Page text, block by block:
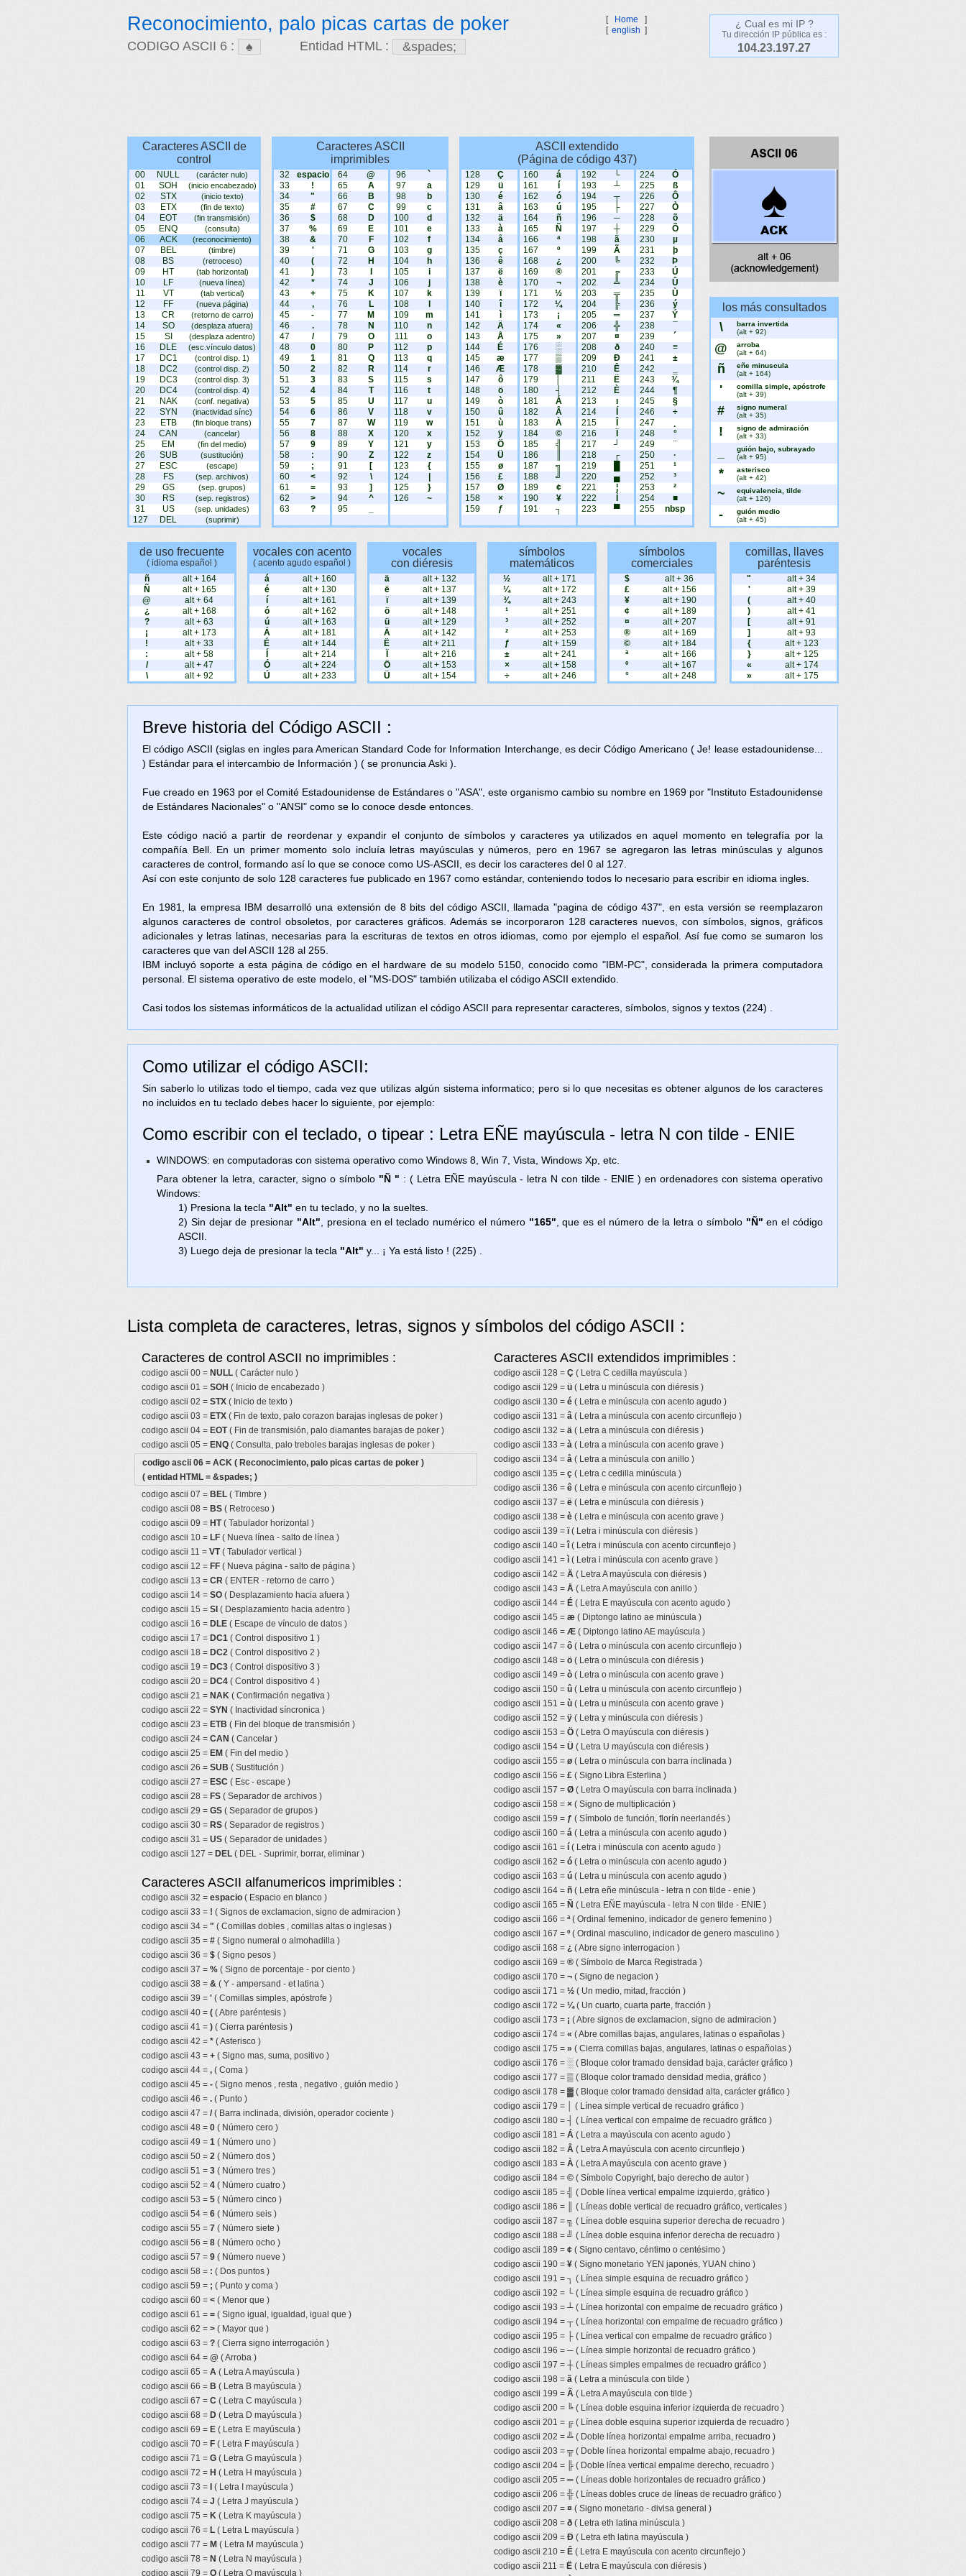
Reconocimiento, palo picas cartas de poker
CODIGO ASCII 6 : Entidad HTML :
[ Home
]
[ english ]
¿ Cual es mi IP ?
Tu dirección IP pública es :
104.23.197.27
Caracteres ASCII de
control
00 NULL (carácter nulo)
01 SOH (inicio encabezado)
02 STX (inicio texto)
03 ETX (fin de texto)
04 EOT (fin transmisión)
05 ENQ (consulta)
06 ACK (reconocimiento)
07 BEL (timbre)
08 BS (retroceso)
09 HT (tab horizontal)
10 LF (nueva línea)
11 VT (tab vertical)
12 FF (nueva página)
13 CR (retorno de carro)
14 SO (desplaza afuera)
15 SI (desplaza adentro)
16 DLE (esc.vínculo datos)
17 DC1 (control disp. 1)
18 DC2 (control disp. 2)
19 DC3 (control disp. 3)
20 DC4 (control disp. 4)
21 NAK (conf. negativa)
22 SYN (inactividad sínc)
23 ETB (fin bloque trans)
24 CAN (cancelar)
25 EM (fin del medio)
26 SUB (sustitución)
27 ESC (escape)
28 FS (sep. archivos)
29 GS (sep. grupos)
30 RS (sep. registros)
31 US (sep. unidades)
127 DEL (suprimir)
Caracteres ASCII
imprimibles
32
espacio
33
!
34
"
35
#
36
$
37
%
38
&
39
'
40
(
41
)
42
*
43
+
44
,
45
-
46
.
47
/
48
0
49
1
50
2
51
3
52
4
53
5
54
6
55
7
56
8
57
9
58
:
59
;
60
<
61
=
62
>
63
?
64
@
65
A
66
B
67
C
68
D
69
E
70
F
71
G
72
H
73
74
J
75
K
76
L
77
M
78
N
79
O
80
P
81
Q
82
R
83
S
84
T
85
U
86
V
87
W
88
X
89
Y
90
Z
91
[
92
\
93
]
94
^
95
96
`
97
a
98
b
99
c
100
d
101
e
102
f
103
g
104
h
105
i
106
j
107
k
108
109
m
110
n
111
o
112
p
113
q
114
r
115
s
116
t
117
u
118
v
119
w
120
x
121
y
122
z
123
{
124
125
}
126
~
ASCII extendido
(Página de código 437)
128
Ç
129
ü
130
é
131
â
132
ä
133
à
134
å
135
ç
136
ê
137
ë
138
è
139
ï
140
î
141
ì
142
Ä
143
Å
144
É
145
æ
146
Æ
147
ô
148
ö
149
ò
150
û
151
ù
152
ÿ
153
Ö
154
Ü
155
ø
156
£
157
Ø
158
×
159
ƒ
160
á
161
í
162
ó
163
ú
164
ñ
165
Ñ
166
ª
167
º
168
¿
169
®
170
¬
171
½
172
¼
173
¡
174
«
175
»
176
░
177
▒
178
▓
179
180
┤
181
Á
182
Â
183
À
184
©
185
╣
186
187
╗
188
╝
189
¢
190
¥
191
┐
192
└
193
┴
194
┬
195
├
196
─
197
┼
198
ã
199
Ã
200
╚
201
╔
202
╩
203
╦
204
╠
205
═
206
╬
207
¤
208
ð
209
Ð
210
Ê
211
Ë
212
È
213
ı
214
215
216
217
┘
218
┌
219
220
▄
221
¦
222
223
▀
224
Ó
225
ß
226
Ô
227
Ò
228
õ
229
Õ
230
µ
231
þ
232
Þ
233
Ú
234
Û
235
Ù
236
ý
237
Ý
238
239
´
240
≡
241
±
242
243
¾
244
¶
245
§
246
÷
247
248
°
249
¨
250
·
251
¹
252
³
253
²
254
■
255
nbsp
los más consultados
\
barra invertida
(alt + 92)
@
arroba
(alt + 64)
ñ
eñe minuscula
(alt + 164)
'
comilla simple, apóstrofe
(alt + 39)
#
signo numeral
(alt + 35)
!
signo de admiración
(alt + 33)
guión bajo, subrayado
(alt + 95)
*
asterisco
(alt + 42)
~
equivalencia, tilde
(alt + 126)
-
guión medio
(alt + 45)
de uso frecuente
( idioma español )
ñ
alt + 164
Ñ
alt + 165
@
alt + 64
¿
alt + 168
?
alt + 63
¡
alt + 173
!
alt + 33
:
alt + 58
/
alt + 47
\
alt + 92
vocales con acento
( acento agudo español )
á
alt + 160
é
alt + 130
í
alt + 161
ó
alt + 162
ú
alt + 163
Á
alt + 181
É
alt + 144
alt + 214
Ó
alt + 224
Ú
alt + 233
vocales
con diéresis
ä
alt + 132
ë
alt + 137
ï
alt + 139
ö
alt + 148
ü
alt + 129
Ä
alt + 142
Ë
alt + 211
alt + 216
Ö
alt + 153
Ü
alt + 154
símbolos
matemáticos
½
alt + 171
¼
alt + 172
¾
alt + 243
¹
alt + 251
³
alt + 252
²
alt + 253
ƒ
alt + 159
±
alt + 241
×
alt + 158
÷
alt + 246
símbolos
comerciales
$
alt + 36
£
alt + 156
¥
alt + 190
¢
alt + 189
¤
alt + 207
®
alt + 169
©
alt + 184
ª
alt + 166
º
alt + 167
°
alt + 248
comillas, llaves
paréntesis
"
alt + 34
'
alt + 39
(
alt + 40
)
alt + 41
[
alt + 91
]
alt + 93
{
alt + 123
}
alt + 125
«
alt + 174
»
alt + 175
Breve historia del Código ASCII :
El código ASCII (siglas en ingles para American Standard Code for Information Interchange, es decir Código Americano ( Je! lease estadounidense...
) Estándar para el intercambio de Información ) ( se pronuncia Aski ).
Fue creado en 1963 por el Comité Estadounidense de Estándares o "ASA", este organismo cambio su nombre en 1969 por "Instituto Estadounidense
de Estándares Nacionales" o "ANSI" como se lo conoce desde entonces.
Este código nació a partir de reordenar y expandir el conjunto de símbolos y caracteres ya utilizados en aquel momento en telegrafía por la
compañía Bell. En un primer momento solo incluía letras mayúsculas y números, pero en 1967 se agregaron las letras minúsculas y algunos
caracteres de control, formando así lo que se conoce como US-ASCII, es decir los caracteres del 0 al 127.
Así con este conjunto de solo 128 caracteres fue publicado en 1967 como estándar, conteniendo todos lo necesario para escribir en idioma ingles.
En 1981, la empresa IBM desarrolló una extensión de 8 bits del código ASCII, llamada "pagina de código 437", en esta versión se reemplazaron
algunos caracteres de control obsoletos, por caracteres gráficos. Además se incorporaron 128 caracteres nuevos, con símbolos, signos, gráficos
adicionales y letras latinas, necesarias para la escrituras de textos en otros idiomas, como por ejemplo el español. Así fue como se sumaron los
caracteres que van del ASCII 128 al 255.
IBM incluyó soporte a esta página de código en el hardware de su modelo 5150, conocido como "IBM-PC", considerada la primera computadora
personal. El sistema operativo de este modelo, el "MS-DOS" también utilizaba el código ASCII extendido.
Casi todos los sistemas informáticos de la actualidad utilizan el código ASCII para representar caracteres, símbolos, signos y textos (224) .
Como utilizar el código ASCII:
Sin saberlo lo utilizas todo el tiempo, cada vez que utilizas algún sistema informatico; pero si lo que necesitas es obtener algunos de los caracteres
no incluidos en tu teclado debes hacer lo siguiente, por ejemplo:
Como escribir con el teclado, o tipear : Letra EÑE mayúscula - letra N con tilde - ENIE
WINDOWS: en computadoras con sistema operativo como Windows 8, Win 7, Vista, Windows Xp, etc.
Para obtener la letra, caracter, signo o símbolo "Ñ " : ( Letra EÑE mayúscula - letra N con tilde - ENIE ) en ordenadores con sistema operativo
Windows:
1) Presiona la tecla "Alt" en tu teclado, y no la sueltes.
2) Sin dejar de presionar "Alt" , presiona en el teclado numérico el número "165" , que es el número de la letra o símbolo "Ñ" en el código
ASCII.
3) Luego deja de presionar la tecla "Alt" y... ¡ Ya está listo ! (225) .
Lista completa de caracteres, letras, signos y símbolos del código ASCII :
Caracteres de control ASCII no imprimibles :
codigo ascii 00 = NULL ( Carácter nulo )
codigo ascii 01 = SOH ( Inicio de encabezado )
codigo ascii 02 = STX ( Inicio de texto )
codigo ascii 03 = ETX ( Fin de texto, palo corazon barajas inglesas de poker )
codigo ascii 04 = EOT( Fin de transmisión, palo diamantes barajas de poker )
codigo ascii 05 = ENQ ( Consulta, palo treboles barajas inglesas de poker )
codigo ascii 06 = ACK ( Reconocimiento, palo picas cartas de poker )
( entidad HTML = &spades; )
codigo ascii 07 = BEL ( Timbre )
codigo ascii 08 = BS ( Retroceso )
codigo ascii 09 = HT( Tabulador horizontal )
codigo ascii 10 = LF ( Nueva línea - salto de línea )
codigo ascii 11 = VT( Tabulador vertical )
codigo ascii 12 = FF ( Nueva página - salto de página )
codigo ascii 13 = CR ( ENTER - retorno de carro )
codigo ascii 14 = SO ( Desplazamiento hacia afuera )
codigo ascii 15 = SI ( Desplazamiento hacia adentro )
codigo ascii 16 = DLE ( Escape de vínculo de datos )
codigo ascii 17 = DC1 ( Control dispositivo 1 )
codigo ascii 18 = DC2 ( Control dispositivo 2 )
codigo ascii 19 = DC3 ( Control dispositivo 3 )
codigo ascii 20 = DC4 ( Control dispositivo 4 )
codigo ascii 21 = NAK ( Confirmación negativa )
codigo ascii 22 = SYN ( Inactividad síncronica )
codigo ascii 23 = ETB ( Fin del bloque de transmisión )
codigo ascii 24 = CAN ( Cancelar )
codigo ascii 25 = EM ( Fin del medio )
codigo ascii 26 = SUB ( Sustitución )
codigo ascii 27 = ESC ( Esc - escape )
codigo ascii 28 = FS ( Separador de archivos )
codigo ascii 29 = GS ( Separador de grupos )
codigo ascii 30 = RS ( Separador de registros )
codigo ascii 31 = US ( Separador de unidades )
codigo ascii 127 = DEL ( DEL - Suprimir, borrar, eliminar )
Caracteres ASCII alfanumericos imprimibles :
codigo ascii 32 = espacio ( Espacio en blanco )
codigo ascii 33 = ! ( Signos de exclamacion, signo de admiracion )
codigo ascii 34 = " ( Comillas dobles , comillas altas o inglesas )
codigo ascii 35 = # ( Signo numeral o almohadilla )
codigo ascii 36 = $ ( Signo pesos )
codigo ascii 37 = % ( Signo de porcentaje - por ciento )
codigo ascii 38 = & ( Y - ampersand - et latina )
codigo ascii 39 = ' ( Comillas simples, apóstrofe )
codigo ascii 40 = ( ( Abre paréntesis )
codigo ascii 41 = ) ( Cierra paréntesis )
codigo ascii 42 = * ( Asterisco )
codigo ascii 43 = + ( Signo mas, suma, positivo )
codigo ascii 44 = , ( Coma )
codigo ascii 45 = - ( Signo menos , resta , negativo , guión medio )
codigo ascii 46 = . ( Punto )
codigo ascii 47 = / ( Barra inclinada, división, operador cociente )
codigo ascii 48 = 0 ( Número cero )
codigo ascii 49 = 1 ( Número uno )
codigo ascii 50 = 2 ( Número dos )
codigo ascii 51 = 3 ( Número tres )
codigo ascii 52 = 4 ( Número cuatro )
codigo ascii 53 = 5 ( Número cinco )
codigo ascii 54 = 6 ( Número seis )
codigo ascii 55 = 7 ( Número siete )
codigo ascii 56 = 8 ( Número ocho )
codigo ascii 57 = 9 ( Número nueve )
codigo ascii 58 = : ( Dos puntos )
codigo ascii 59 = ; ( Punto y coma )
codigo ascii 60 = < ( Menor que )
codigo ascii 61 = = ( Signo igual, igualdad, igual que )
codigo ascii 62 = > ( Mayor que )
codigo ascii 63 = ? ( Cierra signo interrogación )
codigo ascii 64 = @ ( Arroba )
codigo ascii 65 = A ( Letra A mayúscula )
codigo ascii 66 = B ( Letra B mayúscula )
codigo ascii 67 = C ( Letra C mayúscula )
codigo ascii 68 = D ( Letra D mayúscula )
codigo ascii 69 = E ( Letra E mayúscula )
codigo ascii 70 = F ( Letra F mayúscula )
codigo ascii 71 = G ( Letra G mayúscula )
codigo ascii 72 = H ( Letra H mayúscula )
codigo ascii 73 =
( Letra I mayúscula )
codigo ascii 74 = J ( Letra J mayúscula )
codigo ascii 75 = K ( Letra K mayúscula )
codigo ascii 76 = L ( Letra L mayúscula )
codigo ascii 77 = M ( Letra M mayúscula )
codigo ascii 78 = N ( Letra N mayúscula )
codigo ascii 79 = O ( Letra O mayúscula )
Caracteres ASCII extendidos imprimibles :
codigo ascii 128 = Ç ( Letra C cedilla mayúscula )
codigo ascii 129 = ü ( Letra u minúscula con diéresis )
codigo ascii 130 = é ( Letra e minúscula con acento agudo )
codigo ascii 131 = â ( Letra a minúscula con acento circunflejo )
codigo ascii 132 = ä ( Letra a minúscula con diéresis )
codigo ascii 133 = à ( Letra a minúscula con acento grave )
codigo ascii 134 = å ( Letra a minúscula con anillo )
codigo ascii 135 = ç ( Letra c cedilla minúscula )
codigo ascii 136 = ê ( Letra e minúscula con acento circunflejo )
codigo ascii 137 = ë ( Letra e minúscula con diéresis )
codigo ascii 138 = è ( Letra e minúscula con acento grave )
codigo ascii 139 =ï( Letra i minúscula con diéresis )
codigo ascii 140 =î( Letra i minúscula con acento circunflejo )
codigo ascii 141 = ì ( Letra i minúscula con acento grave )
codigo ascii 142 = Ä ( Letra A mayúscula con diéresis )
codigo ascii 143 = Å ( Letra A mayúscula con anillo )
codigo ascii 144 = É ( Letra E mayúscula con acento agudo )
codigo ascii 145 = æ ( Diptongo latino ae minúscula )
codigo ascii 146 = Æ ( Diptongo latino AE mayúscula )
codigo ascii 147 = ô ( Letra o minúscula con acento circunflejo )
codigo ascii 148 = ö ( Letra o minúscula con diéresis )
codigo ascii 149 = ò ( Letra o minúscula con acento grave )
codigo ascii 150 = û ( Letra u minúscula con acento circunflejo )
codigo ascii 151 = ù ( Letra u minúscula con acento grave )
codigo ascii 152 = ÿ ( Letra y minúscula con diéresis )
codigo ascii 153 = Ö ( Letra O mayúscula con diéresis )
codigo ascii 154 = Ü ( Letra U mayúscula con diéresis )
codigo ascii 155 = ø ( Letra o minúscula con barra inclinada )
codigo ascii 156 = £ ( Signo Libra Esterlina )
codigo ascii 157 = Ø ( Letra O mayúscula con barra inclinada )
codigo ascii 158 = × ( Signo de multiplicación )
codigo ascii 159 = ƒ ( Símbolo de función, florín neerlandés )
codigo ascii 160 = á ( Letra a minúscula con acento agudo )
codigo ascii 161 = í ( Letra i minúscula con acento agudo )
codigo ascii 162 = ó ( Letra o minúscula con acento agudo )
codigo ascii 163 = ú ( Letra u minúscula con acento agudo )
codigo ascii 164 = ñ ( Letra eñe minúscula - letra n con tilde - enie )
codigo ascii 165 = Ñ ( Letra EÑE mayúscula - letra N con tilde - ENIE )
codigo ascii 166 = ª( Ordinal femenino, indicador de genero femenino )
codigo ascii 167 = º( Ordinal masculino, indicador de genero masculino )
codigo ascii 168 = ¿ ( Abre signo interrogacion )
codigo ascii 169 = ® ( Símbolo de Marca Registrada )
codigo ascii 170 = ¬ ( Signo de negacion )
codigo ascii 171 = ½ ( Un medio, mitad, fracción )
codigo ascii 172 = ¼( Un cuarto, cuarta parte, fracción )
codigo ascii 173 = ¡ ( Abre signos de exclamacion, signo de admiracion )
codigo ascii 174 = « ( Abre comillas bajas, angulares, latinas o españolas )
codigo ascii 175 = » ( Cierra comillas bajas, angulares, latinas o españolas )
codigo ascii 176 = ░ ( Bloque color tramado densidad baja, carácter gráfico )
codigo ascii 177 = ▒ ( Bloque color tramado densidad media, gráfico )
codigo ascii 178 = ▓ ( Bloque color tramado densidad alta, carácter gráfico )
codigo ascii 179 =
( Línea simple vertical de recuadro gráfico )
codigo ascii 180 = ┤ ( Línea vertical con empalme de recuadro gráfico )
codigo ascii 181 = Á ( Letra a mayúscula con acento agudo )
codigo ascii 182 = Â ( Letra A mayúscula con acento circunflejo )
codigo ascii 183 = À ( Letra A mayúscula con acento grave )
codigo ascii 184 = © ( Símbolo Copyright, bajo derecho de autor )
codigo ascii 185 = ╣ ( Doble línea vertical empalme izquierdo, gráfico )
codigo ascii 186 =
( Líneas doble vertical de recuadro gráfico, verticales )
codigo ascii 187 = ╗ ( Línea doble esquina superior derecha de recuadro )
codigo ascii 188 = ╝ ( Línea doble esquina inferior derecha de recuadro )
codigo ascii 189 = ¢ ( Signo centavo, céntimo o centésimo )
codigo ascii 190 = ¥ ( Signo monetario YEN japonés, YUAN chino )
codigo ascii 191 = ┐ ( Línea simple esquina de recuadro gráfico )
codigo ascii 192 = └ ( Línea simple esquina de recuadro gráfico )
codigo ascii 193 = ┴ ( Línea horizontal con empalme de recuadro gráfico )
codigo ascii 194 = ┬ ( Línea horizontal con empalme de recuadro gráfico )
codigo ascii 195 = ├ ( Línea vertical con empalme de recuadro gráfico )
codigo ascii 196 = ─ ( Línea simple horizontal de recuadro gráfico )
codigo ascii 197 = ┼ ( Líneas simples empalmes de recuadro gráfico )
codigo ascii 198 = ã ( Letra a minúscula con tilde )
codigo ascii 199 = Ã ( Letra A mayúscula con tilde )
codigo ascii 200 = ╚ ( Línea doble esquina inferior izquierda de recuadro )
codigo ascii 201 = ╔ ( Línea doble esquina superior izquierda de recuadro )
codigo ascii 202 = ╩ ( Doble línea horizontal empalme arriba, recuadro )
codigo ascii 203 = ╦ ( Doble línea horizontal empalme abajo, recuadro )
codigo ascii 204 = ╠ ( Doble línea vertical empalme derecho, recuadro )
codigo ascii 205 = ═ ( Líneas doble horizontales de recuadro gráfico )
codigo ascii 206 = ╬ ( Líneas dobles cruce de líneas de recuadro gráfico )
codigo ascii 207 = ¤ ( Signo monetario - divisa general )
codigo ascii 208 = ð ( Letra eth latina minúscula )
codigo ascii 209 = Ð ( Letra eth latina mayúscula )
codigo ascii 210 = Ê ( Letra E mayúscula con acento circunflejo )
codigo ascii 211 = Ë ( Letra E mayúscula con diéresis )